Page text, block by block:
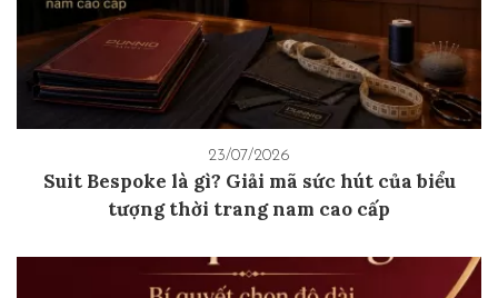
23/07/2026
Suit Bespoke là gì? Giải mã sức hút của biểu
tượng thời trang nam cao cấp